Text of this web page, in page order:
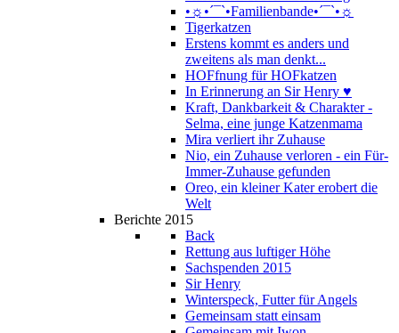
•☼•´¯`•Familienbande•´¯`•☼
Tigerkatzen
Erstens kommt es anders und
zweitens als man denkt...
HOFfnung für HOFkatzen
In Erinnerung an Sir Henry ♥
Kraft, Dankbarkeit & Charakter -
Selma, eine junge Katzenmama
Mira verliert ihr Zuhause
Nio, ein Zuhause verloren - ein Für-
Immer-Zuhause gefunden
Oreo, ein kleiner Kater erobert die
Welt
Berichte 2015
Back
Rettung aus luftiger Höhe
Sachspenden 2015
Sir Henry
Winterspeck, Futter für Angels
Gemeinsam statt einsam